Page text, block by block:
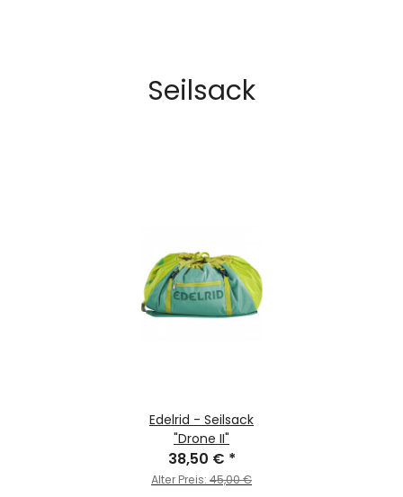
Seilsack
Edelrid - Seilsack
"Drone II"
38,50 € *
Alter Preis: 45,00 €